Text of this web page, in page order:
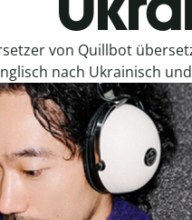
von Quillbot
nach Ukrainisch